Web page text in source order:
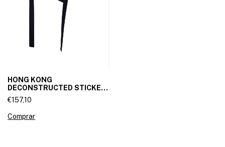
HONG KONG
DECONSTRUCTED STICKET
SKIRT
€157,10
Comprar